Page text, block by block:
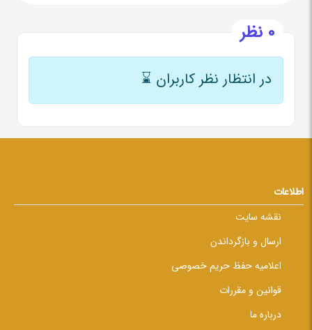
0 نظر
در انتظار نظر کاربران ⌛
اطلاعات
نقشه سایت
ارسال و بازگرداندن
اعلامیه حفظ حریم خصوصی
قوانین و مقررات
درباره ما